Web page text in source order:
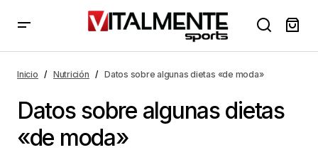
Inicio Nutrición Datos sobre algunas dietas «de moda»
Datos sobre algunas dietas
«de moda»